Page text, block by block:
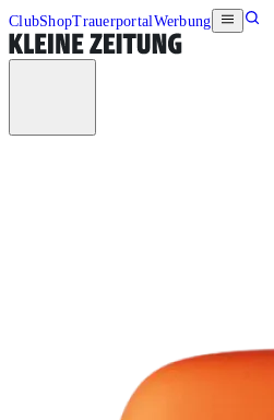
ClubShopTrauerportalWerbung